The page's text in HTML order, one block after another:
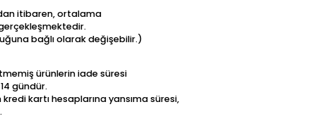
itibaren, ortalama
bağlı olarak değişebilir.)
ürünlerin iade süresi
gündür.
kartı hesaplarına yansıma süresi,